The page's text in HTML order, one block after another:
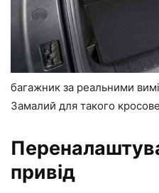
багажник за реальними
Замалий для такого
привід